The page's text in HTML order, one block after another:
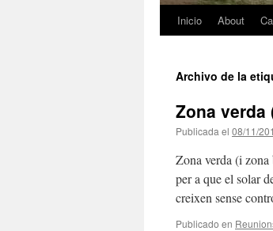
Saltar
contenido
Inicio About
Archivo de la
Zona verda
Publicada el 08/11/
Zona verda (i zona
per a que el solar
creixen sense
Publicado en